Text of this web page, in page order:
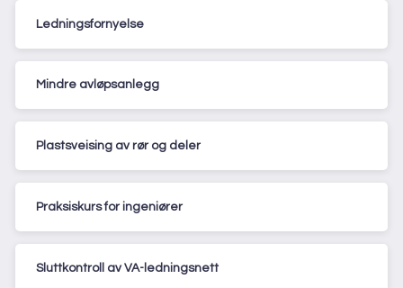
Ledningsfornyelse
Mindre avløpsanlegg
Plastsveising av rør og deler
Praksiskurs for ingeniører
Sluttkontroll av VA-ledningsnett